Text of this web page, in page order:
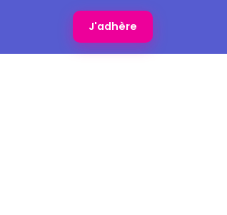
J'adhère